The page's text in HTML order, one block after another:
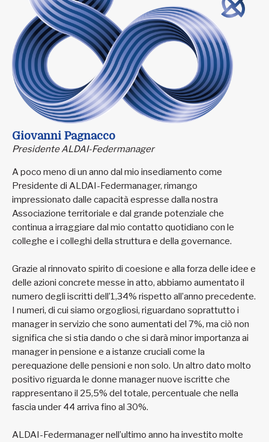
Giovanni Pagnacco
Presidente ALDAI-Federmanager
A poco meno di un anno dal mio insediamento come
Presidente di ALDAI-Federmanager, rimango
impressionato dalle capacità espresse dalla nostra
Associazione territoriale e dal grande potenziale che
continua a irraggiare dal mio contatto quotidiano con le
colleghe e i colleghi della struttura e della governance.
Grazie al rinnovato spirito di coesione e alla forza delle idee e
delle azioni concrete messe in atto, abbiamo aumentato il
numero degli iscritti dell’1,34% rispetto all’anno precedente.
I numeri, di cui siamo orgogliosi, riguardano soprattutto i
manager in servizio che sono aumentati del 7%, ma ciò non
significa che si stia dando o che si darà minor importanza ai
manager in pensione e a istanze cruciali come la
perequazione delle pensioni e non solo. Un altro dato molto
positivo riguarda le donne manager nuove iscritte che
rappresentano il 25,5% del totale, percentuale che nella
fascia under 44 arriva fino al 30%.
ALDAI-Federmanager nell’ultimo anno ha investito molte